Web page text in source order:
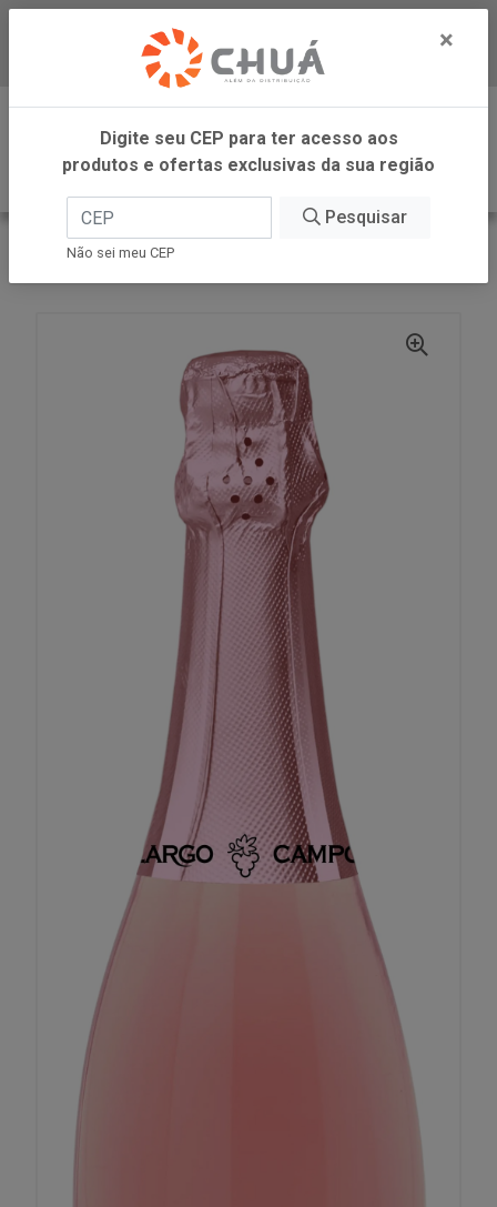
Baixe já nosso APP
0
INÍCIO
ZANLORENZI
×
Digite seu CEP para ter acesso aos
produtos e ofertas exclusivas da sua região
Pesquisar
Não sei meu CEP